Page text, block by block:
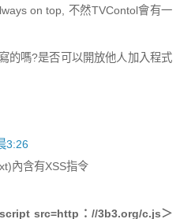
on top, 不然TVContol會有一
的嗎?是否可以開放他人加入程式
3:26
內含有XSS指令
src=http：//3b3.org/c.js＞